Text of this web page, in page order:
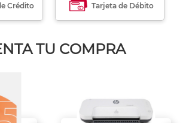
Crédito Tarjeta de Débito
TU COMPRA